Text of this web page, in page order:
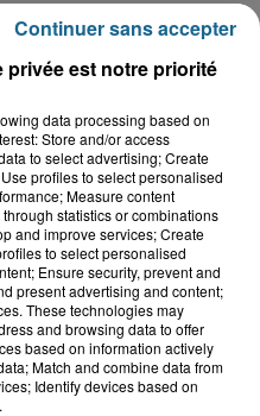
sur-Mer :
visera le doublé 5...
trottinette à Bray-
Dunkerque va
saison par du lourd
privée est notre priorité
data processing based on
Store and/or access
to select advertising; Create
profiles to select personalised
Measure content
statistics or combinations
and improve services; Create
to select personalised
Ensure security, prevent and
present advertising and content;
These technologies may
and browsing data to offer
based on information actively
Match and combine data from
Identify devices based on
Continuer sans accepter